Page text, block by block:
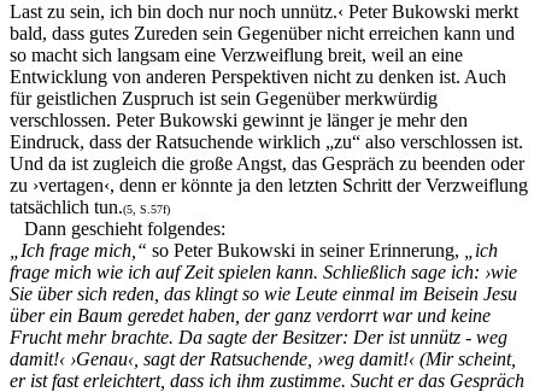
Last zu sein, ich bin doch nur noch unnütz.‹ Peter Bukowski merkt
bald, dass gutes Zureden sein Gegenüber nicht erreichen kann und
so macht sich langsam eine Verzweiflung breit, weil an eine
Entwicklung von anderen Perspektiven nicht zu denken ist. Auch
für geistlichen Zuspruch ist sein Gegenüber merkwürdig
verschlossen. Peter Bukowski gewinnt je länger je mehr den
Eindruck, dass der Ratsuchende wirklich „zu“ also verschlossen ist.
Und da ist zugleich die große Angst, das Gespräch zu beenden oder
zu ›vertagen‹, denn er könnte ja den letzten Schritt der Verzweiflung
tatsächlich tun.(5, S.57f)
Dann geschieht folgendes:
„Ich frage mich,“ so Peter Bukowski in seiner Erinnerung,
„ich
frage mich wie ich auf Zeit spielen kann. Schließlich sage ich: ›wie
Sie über sich reden, das klingt so wie Leute einmal im Beisein Jesu
über ein Baum geredet haben, der ganz verdorrt war und keine
Frucht mehr brachte. Da sagte der Besitzer: Der ist unnütz - weg
damit!‹ ›Genau‹, sagt der Ratsuchende, ›weg damit!‹ (Mir scheint,
er ist fast erleichtert, dass ich ihm zustimme. Sucht er das Gespräch